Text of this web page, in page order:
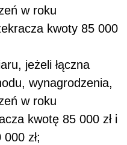
w roku
kwoty 85 000
jeżeli łączna
wynagrodzenia,
w roku
kwotę 85 000 zł i
zł;